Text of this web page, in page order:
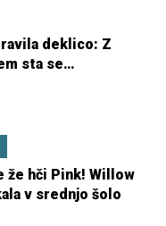
deklico: Z
sta se
že hči Pink! Willow
v srednjo šolo